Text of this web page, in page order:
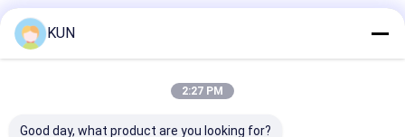
KUN
2:27 PM
Good day, what product are you looking for?